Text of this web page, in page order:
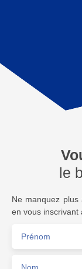
le
Ne manquez
en vous inscrivant
Prénom